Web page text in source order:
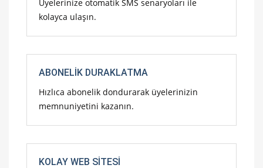
Üyelerinize otomatik SMS senaryoları ile
kolayca ulaşın.
ABONELIK DURAKLATMA
Hızlıca abonelik dondurarak üyelerinizin
memnuniyetini kazanın.
KOLAY WEB SITESI